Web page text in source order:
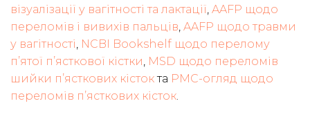
візуалізації у вагітності та лактації, AAFP щодо
переломів і вивихів пальців, AAFP щодо травми
у вагітності, NCBI Bookshelf щодо перелому
п’ятої п’ясткової кістки, MSD щодо переломів
шийки п’ясткових кістокта PMC-огляд щодо
переломів п’ясткових кісток.